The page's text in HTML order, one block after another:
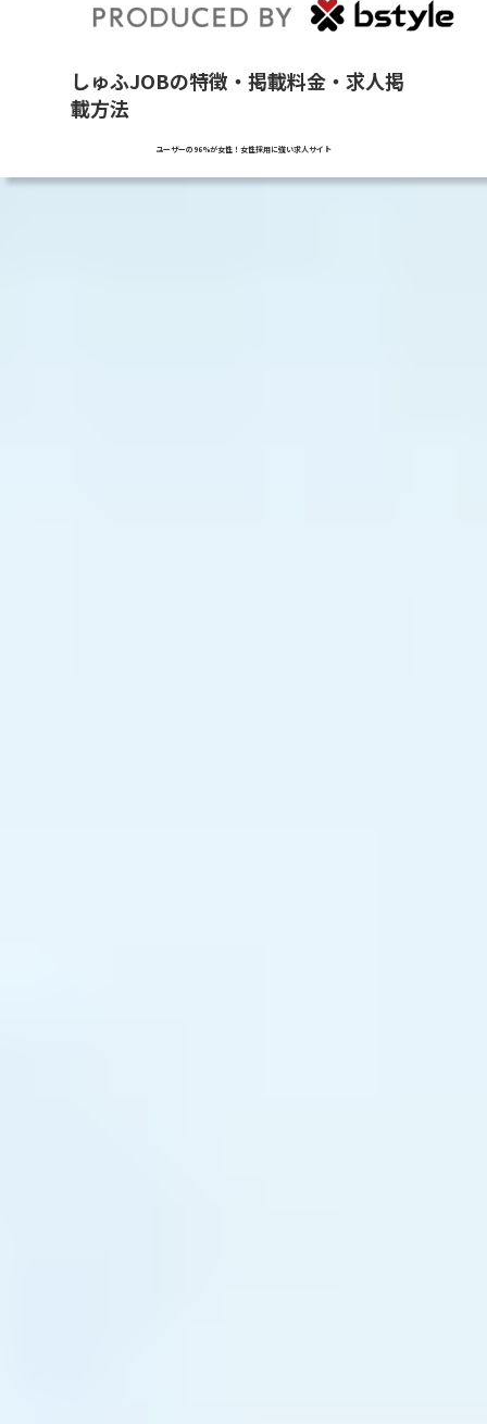
しゅふJOBの特徴・掲載料金・求人掲
載方法
ユーザーの96%が女性！女性採用に強い求人サイト